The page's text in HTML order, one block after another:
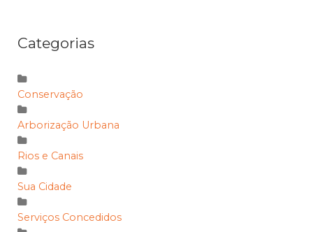
Categorias
Conservação
Arborização Urbana
Rios e Canais
Sua Cidade
Serviços Concedidos